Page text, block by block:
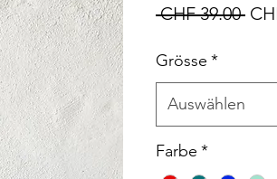
CHF 39.00
Grösse *
Auswählen
Farbe *